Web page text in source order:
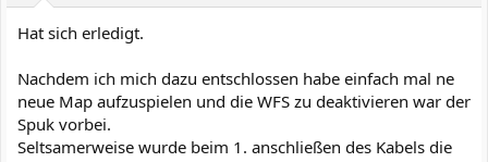
Hat sich erledigt.
Nachdem ich mich dazu entschlossen habe einfach mal ne
neue Map aufzuspielen und die WFS zu deaktivieren war der
Spuk vorbei.
Seltsamerweise wurde beim 1. anschließen des Kabels die